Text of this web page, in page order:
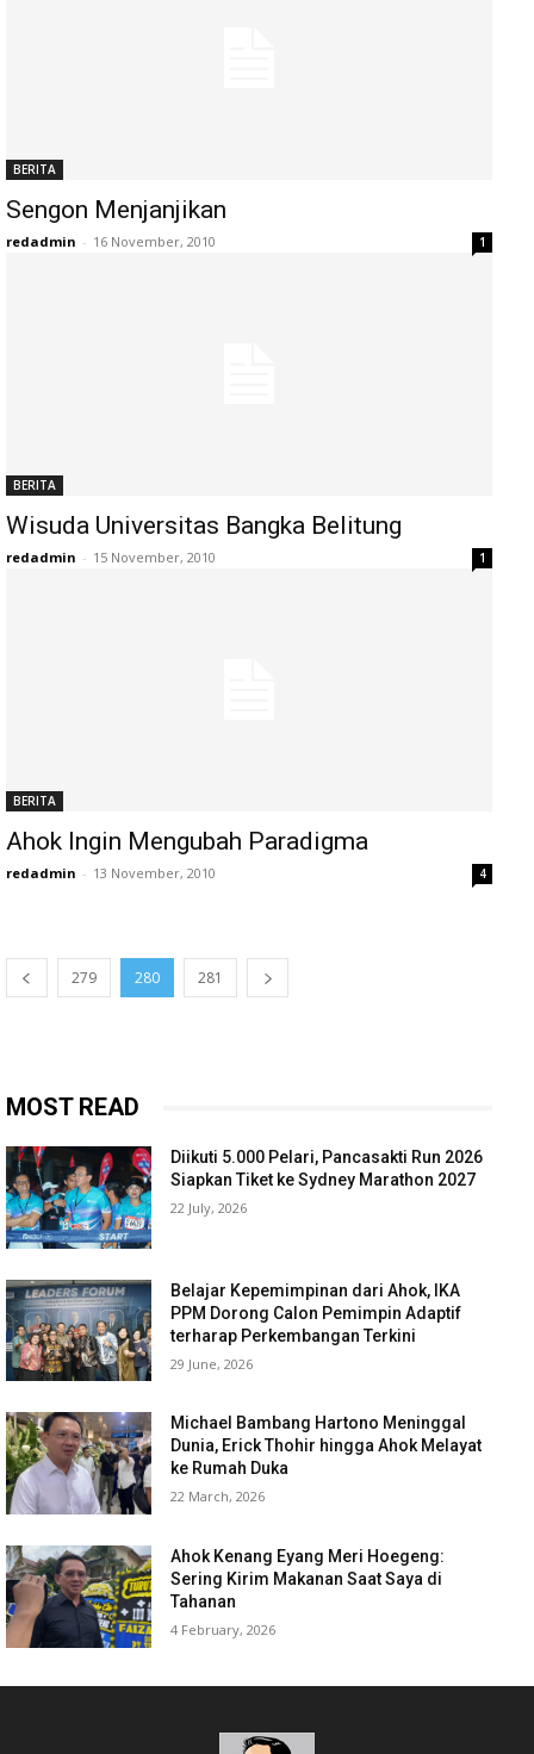
BERITA
Sengon Menjanjikan
redadmin - 16 November, 2010 1
BERITA
Wisuda Universitas Bangka Belitung
redadmin - 15 November, 2010 1
BERITA
Ahok Ingin Mengubah Paradigma
redadmin - 13 November, 2010 4
279 280 281
MOST READ
Diikuti 5.000 Pelari, Pancasakti Run 2026
Siapkan Tiket ke Sydney Marathon 2027
22 July, 2026
Belajar Kepemimpinan dari Ahok, IKA
PPM Dorong Calon Pemimpin Adaptif
terharap Perkembangan Terkini
29 June, 2026
Michael Bambang Hartono Meninggal
Dunia, Erick Thohir hingga Ahok Melayat
ke Rumah Duka
22 March, 2026
Ahok Kenang Eyang Meri Hoegeng:
Sering Kirim Makanan Saat Saya di
Tahanan
4 February, 2026